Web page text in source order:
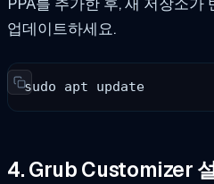
업데이트하세요.
sudo apt update
4. Grub Customizer